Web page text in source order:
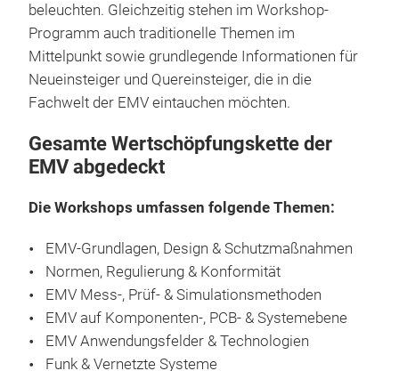
beleuchten. Gleichzeitig stehen im Workshop-
Programm auch traditionelle Themen im
Mittelpunkt sowie grundlegende Informationen für
Neueinsteiger und Quereinsteiger, die in die
Fachwelt der EMV eintauchen möchten.
Gesamte Wertschöpfungskette der
EMV abgedeckt
Die Workshops umfassen folgende Themen:
EMV-Grundlagen, Design & Schutzmaßnahmen
Normen, Regulierung & Konformität
EMV Mess-, Prüf- & Simulationsmethoden
EMV auf Komponenten-, PCB- & Systemebene
EMV Anwendungsfelder & Technologien
Funk & Vernetzte Systeme